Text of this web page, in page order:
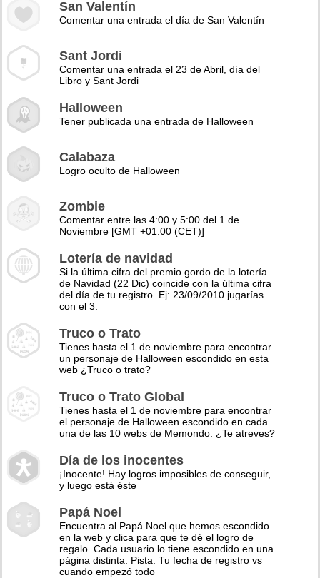
San Valentín
Comentar una entrada el día de San Valentín
Sant Jordi
Comentar una entrada el 23 de Abril, día del
Libro y Sant Jordi
Halloween
Tener publicada una entrada de Halloween
Calabaza
Logro oculto de Halloween
Zombie
Comentar entre las 4:00 y 5:00 del 1 de
Noviembre [GMT +01:00 (CET)]
Lotería de navidad
Si la última cifra del premio gordo de la lotería
de Navidad (22 Dic) coincide con la última cifra
del día de tu registro. Ej: 23/09/2010 jugarías
con el 3.
Truco o Trato
Tienes hasta el 1 de noviembre para encontrar
un personaje de Halloween escondido en esta
web ¿Truco o trato?
Truco o Trato Global
Tienes hasta el 1 de noviembre para encontrar
el personaje de Halloween escondido en cada
una de las 10 webs de Memondo. ¿Te atreves?
Día de los inocentes
¡Inocente! Hay logros imposibles de conseguir,
y luego está éste
Papá Noel
Encuentra al Papá Noel que hemos escondido
en la web y clica para que te dé el logro de
regalo. Cada usuario lo tiene escondido en una
página distinta. Pista: Tu fecha de registro vs
cuando empezó todo